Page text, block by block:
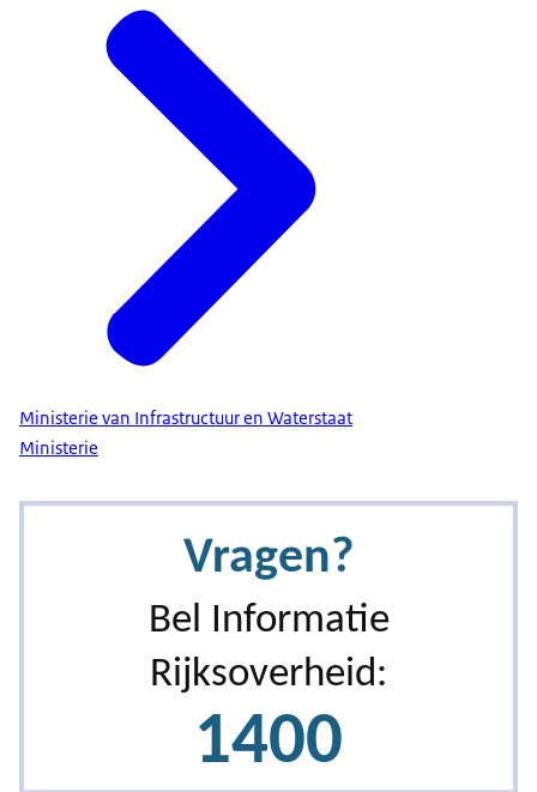
Ministerie van Infrastructuur en Waterstaat
Ministerie